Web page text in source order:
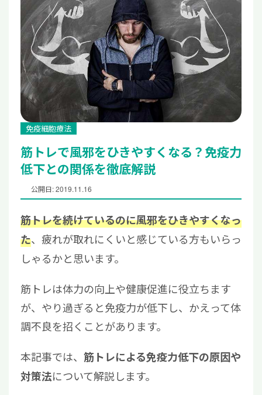
免疫細胞療法
筋トレで風邪をひきやすくなる？免疫力
低下との関係を徹底解説
公開日: 2019.11.16
筋トレを続けているのに風邪をひきやすくなっ
た、疲れが取れにくいと感じている方もいらっ
しゃるかと思います。
筋トレは体力の向上や健康促進に役立ちます
が、やり過ぎると免疫力が低下し、かえって体
調不良を招くことがあります。
本記事では、 筋トレによる免疫力低下の原因や
対策法について解説します。